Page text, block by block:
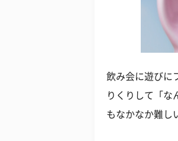
飲み会に遊びに
りくりして「な
もなかなか難し